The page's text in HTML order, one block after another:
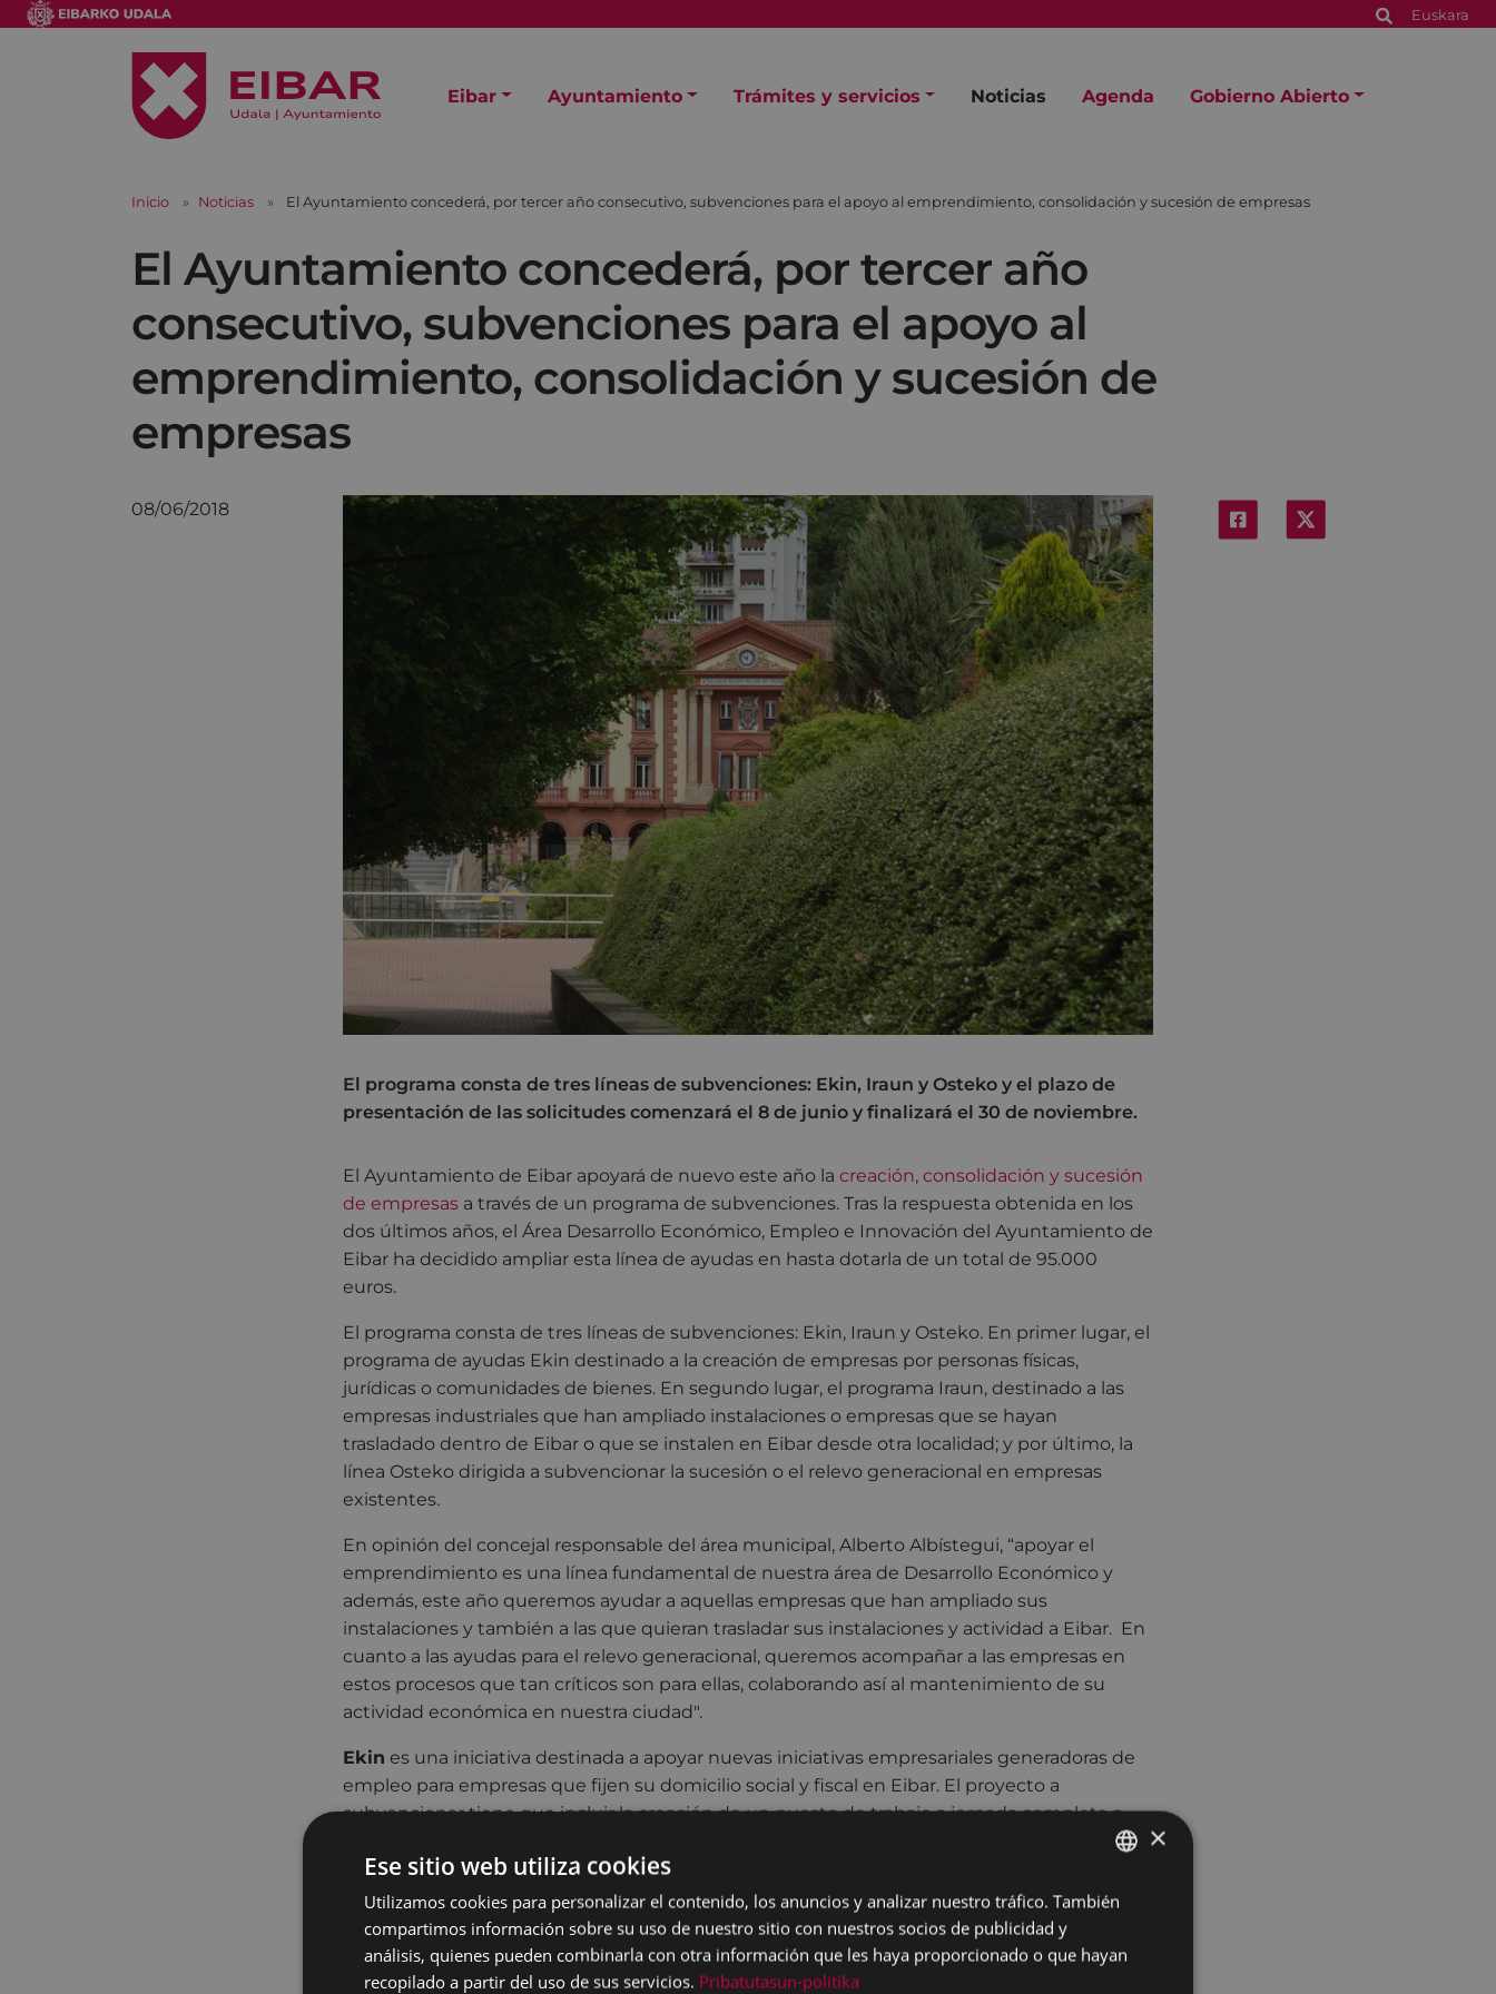
Euskara
Eibar Ayuntamiento Trámites y servicios Noticias Agenda Gobierno Abierto
Inicio Noticias El Ayuntamiento concederá, por tercer año consecutivo, subvenciones para el apoyo al emprendimiento, consolidación y sucesión de empresas
El Ayuntamiento concederá, por tercer año
consecutivo, subvenciones para el apoyo al
emprendimiento, consolidación y sucesión de
empresas
08/06/2018
El programa consta de tres líneas de subvenciones: Ekin, Iraun y Osteko y el plazo de
presentación de las solicitudes comenzará el 8 de junio y finalizará el 30 de noviembre.
El Ayuntamiento de Eibar apoyará de nuevo este año la creación, consolidación y sucesión
de empresas a través de un programa de subvenciones. Tras la respuesta obtenida en los
dos últimos años, el Área Desarrollo Económico, Empleo e Innovación del Ayuntamiento de
Eibar ha decidido ampliar esta línea de ayudas en hasta dotarla de un total de 95.000
euros.
El programa consta de tres líneas de subvenciones: Ekin, Iraun y Osteko. En primer lugar, el
programa de ayudas Ekin destinado a la creación de empresas por personas físicas,
jurídicas o comunidades de bienes. En segundo lugar, el programa Iraun, destinado a las
empresas industriales que han ampliado instalaciones o empresas que se hayan
trasladado dentro de Eibar o que se instalen en Eibar desde otra localidad; y por último, la
línea Osteko dirigida a subvencionar la sucesión o el relevo generacional en empresas
existentes.
En opinión del concejal responsable del área municipal, Alberto Albístegui, “apoyar el
emprendimiento es una línea fundamental de nuestra área de Desarrollo Económico y
además, este año queremos ayudar a aquellas empresas que han ampliado sus
instalaciones y también a las que quieran trasladar sus instalaciones y actividad a Eibar. En
cuanto a las ayudas para el relevo generacional, queremos acompañar a las empresas en
estos procesos que tan críticos son para ellas, colaborando así al mantenimiento de su
actividad económica en nuestra ciudad".
Ekin es una iniciativa destinada a apoyar nuevas iniciativas empresariales generadoras de
empleo para empresas que fijen su domicilio social y fiscal en Eibar. El proyecto a
subvencionar tiene que incluir la creación de un puesto de trabajo a jornada completa o
parcial durante doce meses, pudiendo ser el de los propios promotores del proyecto. En el
caso de intraemprendizaje de una empresa ya existente, el nuevo proyecto deberá
contemplar, al menos, la creación de un puesto de trabajo directo.
Entre los requisitos para acceder a esta ayuda está el de haber realizado un Plan de
Viabilidad y que el alta inicial en el IAE se produzca entre el 1 de diciembre de 2017 y el 30
BASQUE
×
Ese sitio web utiliza cookies
Utilizamos cookies para personalizar el contenido, los anuncios y analizar nuestro tráfico. También
compartimos información sobre su uso de nuestro sitio con nuestros socios de publicidad y
análisis, quienes pueden combinarla con otra información que les haya proporcionado o que hayan
recopilado a partir del uso de sus servicios. Pribatutasun-politika